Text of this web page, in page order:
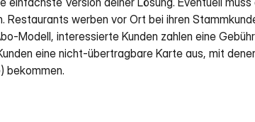
Restaurants werben vor Ort bei ihren
Modell, interessierte Kunden zahlen eine
eine nicht-übertragbare Karte aus, mit
bekommen.